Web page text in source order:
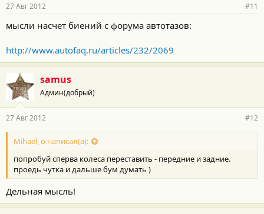
27 Авг 2012 #11
мысли насчет биений с форума автотазов:
http://www.autofaq.ru/articles/232/2069
samus
Админ(добрый)
27 Авг 2012 #12
Mihael_o написал(а):
попробуй сперва колеса переставить - передние и задние.
проедь чутка и дальше бум думать )
Дельная мысль!